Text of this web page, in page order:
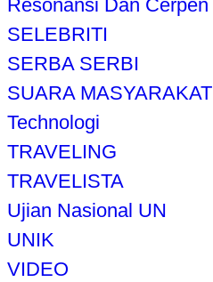
Resonansi Dan Cerpen
SELEBRITI
SERBA SERBI
SUARA MASYARAKAT
Technologi
TRAVELING
TRAVELISTA
Ujian Nasional UN
UNIK
VIDEO